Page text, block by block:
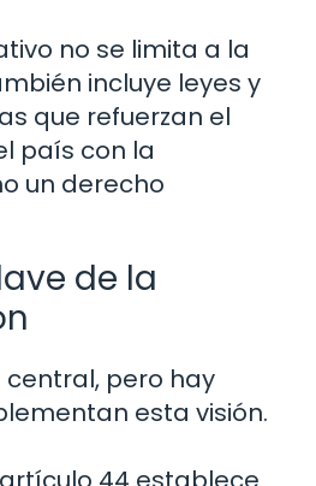
no se limita a la
incluye leyes y
que refuerzan el
país con la
un derecho
de la
central, pero hay
esta visión.